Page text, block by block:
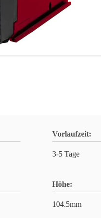
Vorlaufzeit:
3-5 Tage
Höhe:
104.5mm